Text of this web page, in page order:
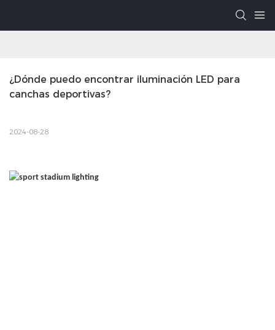
¿Dónde puedo encontrar iluminación LED para
canchas deportivas?
2024-08-28